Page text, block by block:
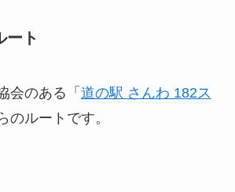
ート
会のある「 道の駅 さんわ 182ス
のルートです。